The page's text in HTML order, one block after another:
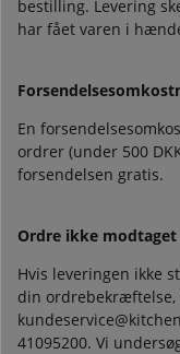
bestilling. Levering
har fået varen i
En
ordrer (under 500
forsendelsen gratis.
Ordre ikke modtaget
Hvis leveringen ikke
din ordrebekræftelse,
41095200. Vi